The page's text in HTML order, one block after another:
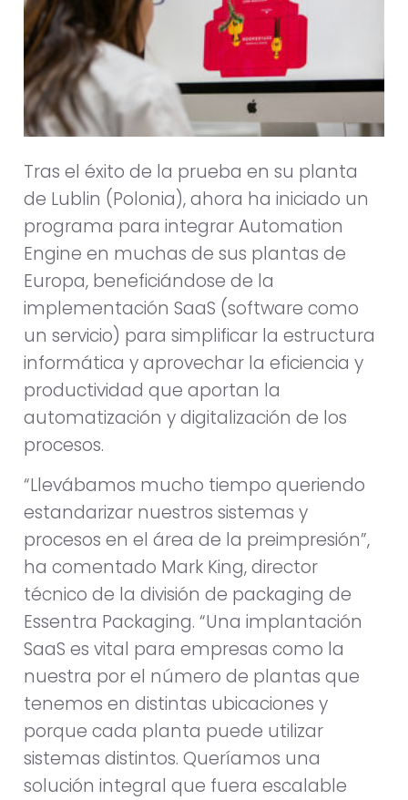
Tras el éxito de la prueba en su planta
de Lublin (Polonia), ahora ha iniciado un
programa para integrar Automation
Engine en muchas de sus plantas de
Europa, beneficiándose de la
implementación SaaS (software como
un servicio) para simplificar la estructura
informática y aprovechar la eficiencia y
productividad que aportan la
automatización y digitalización de los
procesos.
“Llevábamos mucho tiempo queriendo
estandarizar nuestros sistemas y
procesos en el área de la preimpresión”,
ha comentado Mark King, director
técnico de la división de packaging de
Essentra Packaging. “Una implantación
SaaS es vital para empresas como la
nuestra por el número de plantas que
tenemos en distintas ubicaciones y
porque cada planta puede utilizar
sistemas distintos. Queríamos una
solución integral que fuera escalable